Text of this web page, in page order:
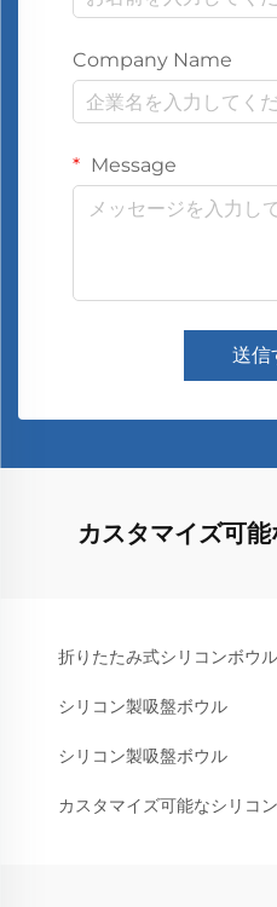
Company Name
Message
送信
カスタマイズ可
折りたたみ式シリコンボウル
シリコン製吸盤ボウル
シリコン製吸盤ボウル
カスタマイズ可能なシリコ